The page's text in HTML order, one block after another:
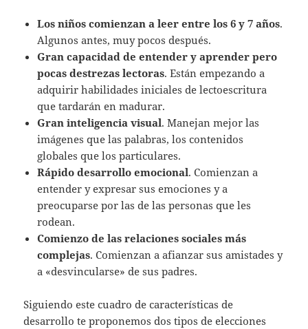
Los niños comienzan a leer entre los 6 y 7 años.
Algunos antes, muy pocos después.
Gran capacidad de entender y aprender pero
pocas destrezas lectoras. Están empezando a
adquirir habilidades iniciales de lectoescritura
que tardarán en madurar.
Gran inteligencia visual. Manejan mejor las
imágenes que las palabras, los contenidos
globales que los particulares.
Rápido desarrollo emocional. Comienzan a
entender y expresar sus emociones y a
preocuparse por las de las personas que les
rodean.
Comienzo de las relaciones sociales más
complejas. Comienzan a afianzar sus amistades y
a «desvincularse» de sus padres.
Siguiendo este cuadro de características de
desarrollo te proponemos dos tipos de elecciones